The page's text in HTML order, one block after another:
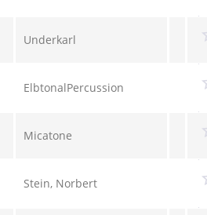
Underkarl
ElbtonalPercussion
Micatone
Stein, Norbert